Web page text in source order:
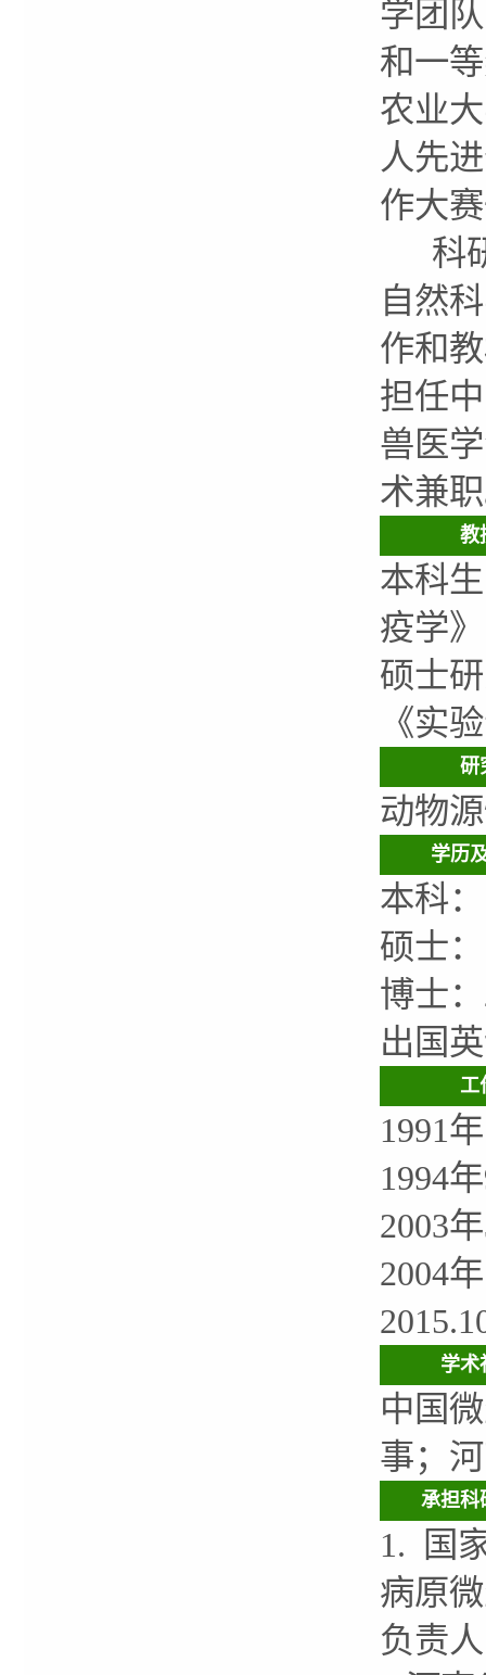
学团
和一
农业
人先
作大
科研
自然
作和
担任
兽医
术兼
教
本科
疫学
硕士
《实
研
动物
学历
本科
硕士
博士
出国
工
1991
1994
2003
2004
学术
中国
事；
承担科
1. 国
病原
负责人